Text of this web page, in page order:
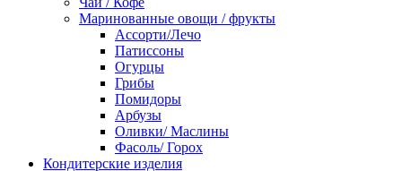
Маринованные овощи / фрукты
Ассорти/Лечо
Патиссоны
Огурцы
Грибы
Помидоры
Арбузы
Оливки/ Маслины
Фасоль/ Горох
Кондитерские изделия